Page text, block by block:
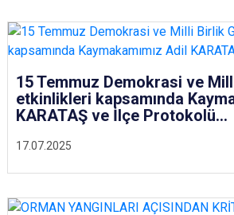
17.07.2025
15 Temmuz Demokrasi ve
etkinlikleri kapsamında
KARATAŞ ve İlçe Protokolü...